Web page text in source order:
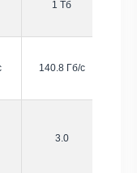
1 Тб
140.8 Гб/с
3.0